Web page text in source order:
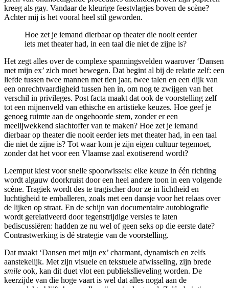
kreeg als gay. Vandaar de kleurige feestvlagjes boven de scène?
Achter mij is het vooral heel stil geworden.
Hoe zet je iemand dierbaar op theater die nooit eerder
iets met theater had, in een taal die niet de zijne is?
Het zegt alles over de complexe spanningsvelden waarover ‘Dansen
met mijn ex’ zich moet bewegen. Dat begint al bij de relatie zelf: een
liefde tussen twee mannen met tien jaar, twee talen en een dijk van
een onrechtvaardigheid tussen hen in, om nog te zwijgen van het
verschil in privileges. Post facta maakt dat ook de voorstelling zelf
tot een mijnenveld van ethische en artistieke keuzes. Hoe geef je
genoeg ruimte aan de ongehoorde stem, zonder er een
meelijwekkend slachtoffer van te maken? Hoe zet je iemand
dierbaar op theater die nooit eerder iets met theater had, in een taal
die niet de zijne is? Tot waar kom je zijn eigen cultuur tegemoet,
zonder dat het voor een Vlaamse zaal exotiserend wordt?
Leemput kiest voor snelle spoorwissels: elke keuze in één richting
wordt algauw doorkruist door een heel andere toon in een volgende
scène. Tragiek wordt des te tragischer door ze in lichtheid en
luchtigheid te emballeren, zoals met een dansje voor het relaas over
de lijken op straat. En de schijn van documentaire autobiografie
wordt gerelativeerd door tegenstrijdige versies te laten
bediscussiëren: hadden ze nu wel of geen seks op die eerste date?
Contrastwerking is dé strategie van de voorstelling.
Dat maakt ‘Dansen met mijn ex’ charmant, dynamisch en zelfs
aanstekelijk. Met zijn visuele en tekstuele afwisseling, zijn brede
smile ook, kan dit duet vlot een publiekslieveling worden. De
keerzijde van die hoge vaart is wel dat alles nogal aan de